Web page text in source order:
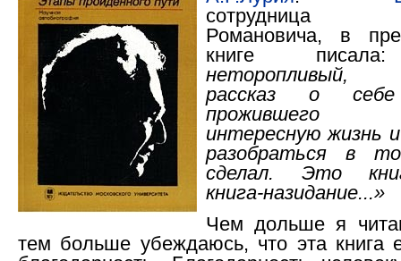
сотрудница
Романовича, в
книге
неторопливый,
рассказ о себе
прожившего
интересную жизнь
разобраться в
сделал. Это
книга-назидание...»
Чем дольше я
тем больше убеждаюсь, что эта книга